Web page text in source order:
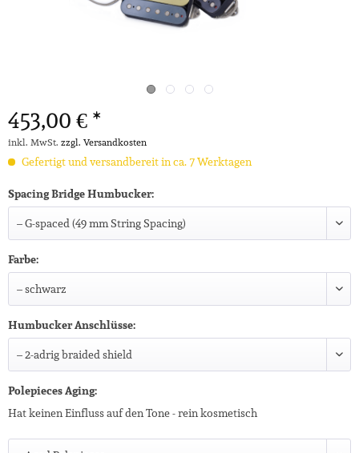
453,00 € *
inkl. MwSt. zzgl. Versandkosten
Gefertigt und versandbereit in ca. 7 Werktagen
Spacing Bridge Humbucker:
Farbe:
Humbucker Anschlüsse:
Polepieces Aging:
Hat keinen Einfluss auf den Tone - rein kosmetisch